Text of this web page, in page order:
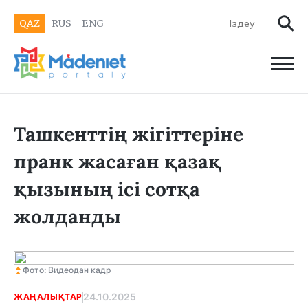
QAZ RUS ENG
Ташкенттің жігіттеріне
пранк жасаған қазақ
қызының ісі сотқа
жолданды
Фото: Видеодан кадр
ЖАҢАЛЫҚТАР 24.10.2025